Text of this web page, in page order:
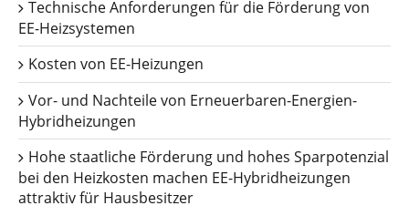
Technische Anforderungen für die Förderung von
EE-Heizsystemen
Kosten von EE-Heizungen
Vor- und Nachteile von Erneuerbaren-Energien-
Hybridheizungen
Hohe staatliche Förderung und hohes Sparpotenzial
bei den Heizkosten machen EE-Hybridheizungen
attraktiv für Hausbesitzer